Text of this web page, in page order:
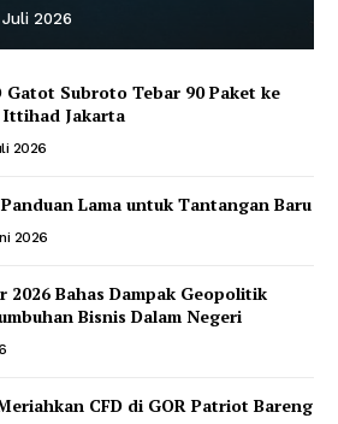
2026
Gatot Subroto Tebar 90 Paket ke
Jakarta
2026
Lama untuk Tantangan Baru
2026
Bahas Dampak Geopolitik
Bisnis Dalam Negeri
CFD di GOR Patriot Bareng